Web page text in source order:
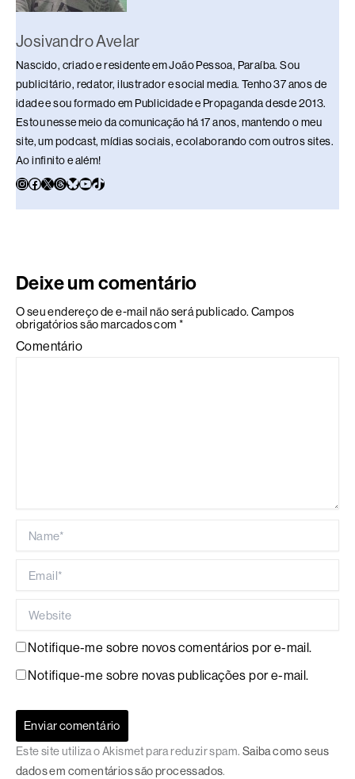
Josivandro Avelar
Nascido, criado e residente em João Pessoa, Paraíba. Sou
publicitário, redator, ilustrador e social media. Tenho 37 anos de
idade e sou formado em Publicidade e Propaganda desde 2013.
Estou nesse meio da comunicação há 17 anos, mantendo o meu
site, um podcast, mídias sociais, e colaborando com outros sites.
Ao infinito e além!
Deixe um comentário
O seu endereço de e-mail não será publicado. Campos
obrigatórios são marcados com *
Comentário
Notifique-me sobre novos comentários por e-mail.
Notifique-me sobre novas publicações por e-mail.
Este site utiliza o Akismet para reduzir spam. Saiba como seus
dados em comentários são processados.